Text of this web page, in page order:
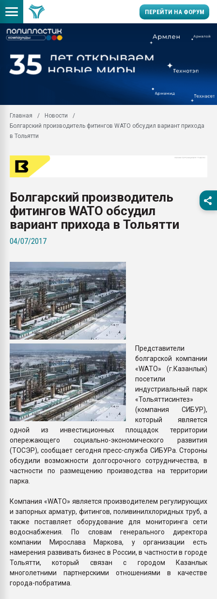
ПЕРЕЙТИ НА ФОРУМ
производство SPC
заводу пластмасс"
28.07.2026
ситуацией на
Всё, что касается
Главная
Новости
Болгарский производитель фитингов WATO обсудил вариант прихода
в Тольятти
Болгарский производитель
фитингов WATO обсудил
вариант прихода в Тольятти
04/07/2017
Представители
болгарской компании
«WATO» (г.Казанлык)
посетили
индустриальный парк
«Тольяттисинтез»
(компания СИБУР),
который является
одной из инвестиционных площадок территории
опережающего социально-экономического развития
(ТОСЭР), сообщает сегодня пресс-служба СИБУРа. Стороны
обсудили возможности долгосрочного сотрудничества, в
частности по размещению производства на территории
парка.
Компания «WATO» является производителем регулирующих
и запорных арматур, фитингов, поливинилхлоридных труб, а
также поставляет оборудование для мониторинга сети
водоснабжения. По словам генерального директора
компании Мирослава Маркова, у организации есть
намерения развивать бизнес в России, в частности в городе
Тольятти, который связан с городом Казанлык
многолетними партнерскими отношениями в качестве
города-побратима.